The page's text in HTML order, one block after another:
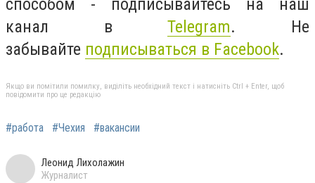
канал вTelegram. Не
забывайте подписываться в Facebook.
Якщо ви помітили помилку, виділіть необхідний текст і натисніть Ctrl + Enter, щоб
повідомити про це редакцію
#работа #Чехия #вакансии
Леонид Лихолажин
Журналист